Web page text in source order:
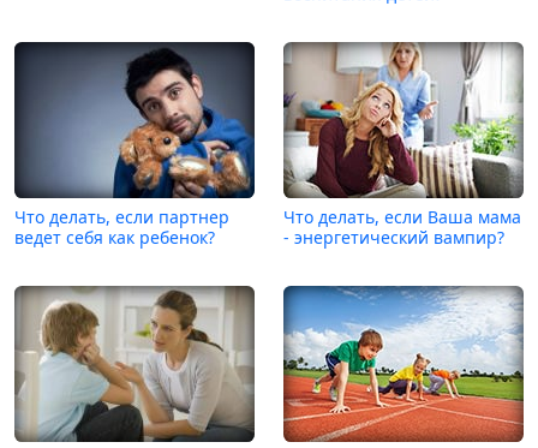
Что делать, если партнер
ведет себя как ребенок?
Что делать, если Ваша мама
- энергетический вампир?